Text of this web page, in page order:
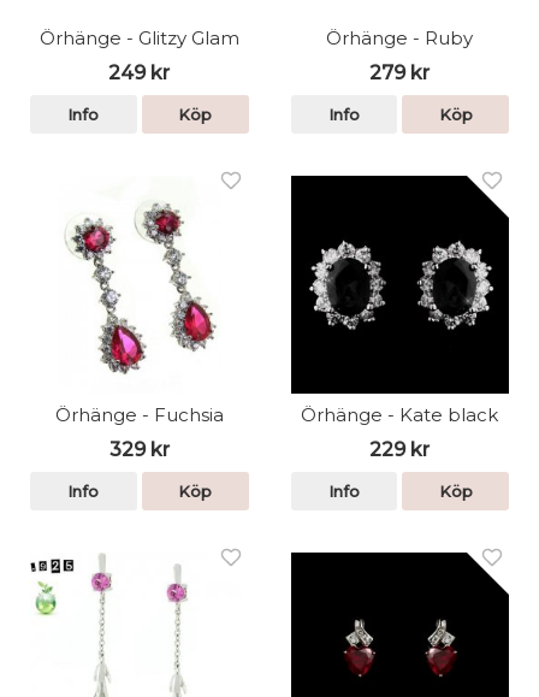
Örhänge - Glitzy Glam
249 kr
Info Köp
Örhänge - Ruby
279 kr
Info Köp
Örhänge - Fuchsia
329 kr
Info Köp
Örhänge - Kate black
229 kr
Info Köp